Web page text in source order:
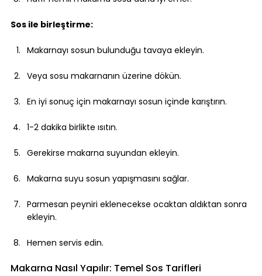
Sos ile birleştirme:
Makarnayı sosun bulunduğu tavaya ekleyin.
Veya sosu makarnanın üzerine dökün.
En iyi sonuç için makarnayı sosun içinde karıştırın.
1-2 dakika birlikte ısıtın.
Gerekirse makarna suyundan ekleyin.
Makarna suyu sosun yapışmasını sağlar.
Parmesan peyniri eklenecekse ocaktan aldıktan sonra
ekleyin.
Hemen servis edin.
Makarna Nasıl Yapılır: Temel Sos Tarifleri